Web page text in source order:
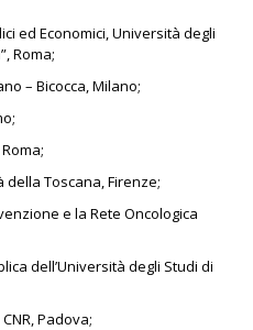
ed Economici, Università degli
Roma;
– Bicocca, Milano;
della Toscana, Firenze;
e la Rete Oncologica
dell’Università degli Studi di
Padova;